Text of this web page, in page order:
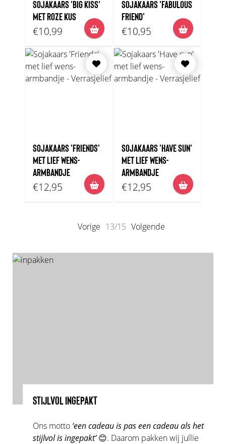
SOJAKAARS 'BIG KISS'
MET ROZE KUS
€10,99
SOJAKAARS 'FABULOUS
FRIEND'
€10,95
SOJAKAARS 'FRIENDS'
MET LIEF WENS-
ARMBANDJE
€12,95
SOJAKAARS 'HAVE SUN'
MET LIEF WENS-
ARMBANDJE
€12,95
Vorige 13/15 Volgende
STIJLVOL INGEPAKT
Ons motto ‘een cadeau is pas een cadeau als het
stijlvol is ingepakt’😊. Daarom pakken wij jullie